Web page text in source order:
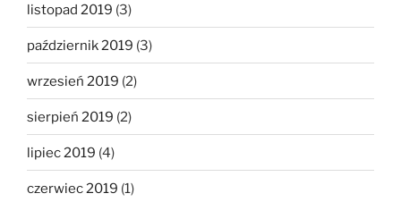
listopad 2019 (3)
październik 2019 (3)
wrzesień 2019 (2)
sierpień 2019 (2)
lipiec 2019 (4)
czerwiec 2019 (1)